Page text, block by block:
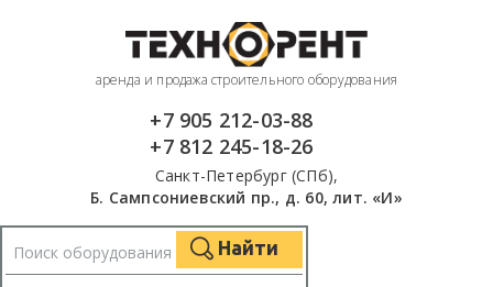
аренда и продажа строительного оборудования
+7 905 212-03-88
+7 812 245-18-26
Санкт-Петербург (СПб),
Б. Сампсониевский пр., д. 60, лит. «И»
Найти